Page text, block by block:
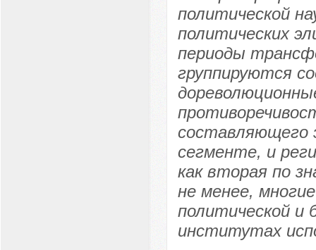
политической
политических
периоды
группируются
составляющего
сегменте, и
как вторая по
не менее,
политической и
институтах